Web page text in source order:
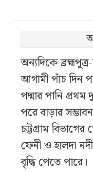
অন্যদিকে
আগামী পাঁচ দিন
পদ্মার পানি
পরে বাড়ার
চট্টগ্রাম
ফেনী ও হালদা
বৃদ্ধি পেতে পারে।